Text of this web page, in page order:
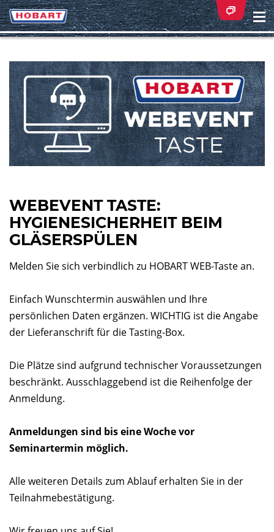
WEBEVENT TASTE:
HYGIENESICHERHEIT BEIM
GLÄSERSPÜLEN
Melden Sie sich verbindlich zu HOBART WEB-Taste an.
Einfach Wunschtermin auswählen und Ihre
persönlichen Daten ergänzen. WICHTIG ist die Angabe
der Lieferanschrift für die Tasting-Box.
Die Plätze sind aufgrund technischer Voraussetzungen
beschränkt. Ausschlaggebend ist die Reihenfolge der
Anmeldung.
Anmeldungen sind bis eine Woche vor
Seminartermin möglich.
Alle weiteren Details zum Ablauf erhalten Sie in der
Teilnahmebestätigung.